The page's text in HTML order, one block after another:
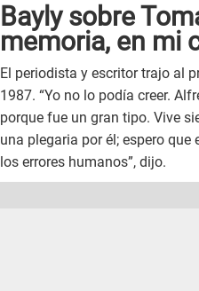
Bayly sobre
memoria, en mi
El periodista y escritor trajo al
1987. “Yo no lo podía creer.
porque fue un gran tipo. Vive
una plegaria por él; espero
los errores humanos”, dijo.